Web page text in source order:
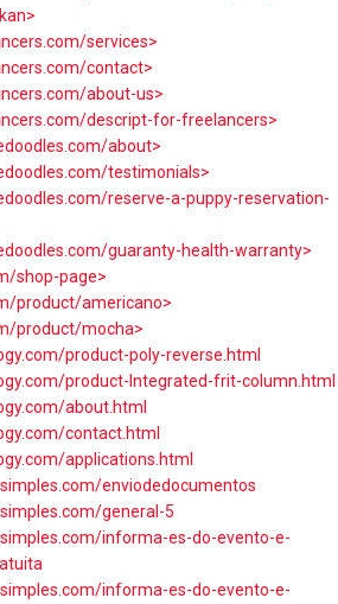
services>
contact>
about-us>
descript-for-freelancers>
about>
testimonials>
reserve-a-puppy-reservation-
guaranty-health-warranty>
shop-page>
product/americano>
product/mocha>
product-poly-reverse.html
product-Integrated-frit-column.html
about.html
contact.html
applications.html
enviodedocumentos
general-5
informa-es-do-evento-e-
informa-es-do-evento-e-